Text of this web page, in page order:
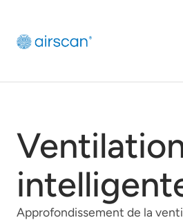
Approfondissement de la